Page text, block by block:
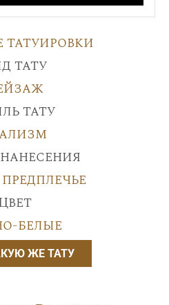
тату
тату
белые
ЖЕ ТАТУ